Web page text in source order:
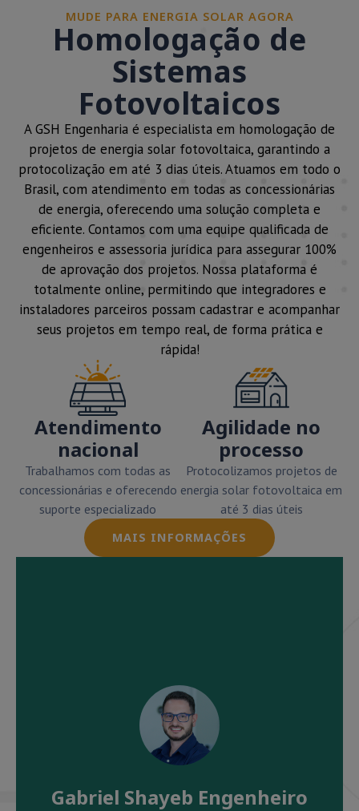
MUDE PARA ENERGIA SOLAR AGORA
Homologação de
Sistemas
Fotovoltaicos
A GSH Engenharia é especialista em homologação de
projetos de energia solar fotovoltaica, garantindo a
protocolização em até 3 dias úteis. Atuamos em todo o
Brasil, com atendimento em todas as concessionárias
de energia, oferecendo uma solução completa e
eficiente. Contamos com uma equipe qualificada de
engenheiros e assessoria jurídica para assegurar 100%
de aprovação dos projetos. Nossa plataforma é
totalmente online, permitindo que integradores e
instaladores parceiros possam cadastrar e acompanhar
seus projetos em tempo real, de forma prática e
rápida!
Atendimento
nacional
Trabalhamos com todas as
concessionárias e oferecendo
suporte especializado
Agilidade no
processo
Protocolizamos projetos de
energia solar fotovoltaica em
até 3 dias úteis
MAIS INFORMAÇÕES
Gabriel Shayeb Engenheiro